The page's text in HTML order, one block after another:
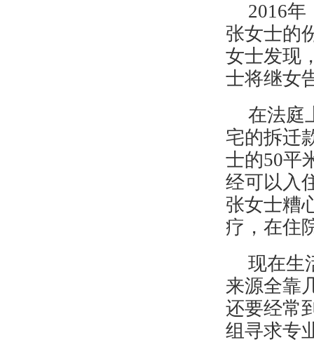
2016
张女士的
女士发现
士将继女
在法庭
宅的拆迁
士的50平
经可以入
张女士糟
疗，在住
现在生
来源全靠
还要经常
组寻求专